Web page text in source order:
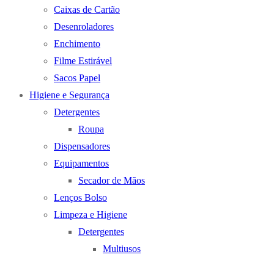
Caixas de Cartão
Desenroladores
Enchimento
Filme Estirável
Sacos Papel
Higiene e Segurança
Detergentes
Roupa
Dispensadores
Equipamentos
Secador de Mãos
Lenços Bolso
Limpeza e Higiene
Detergentes
Multiusos